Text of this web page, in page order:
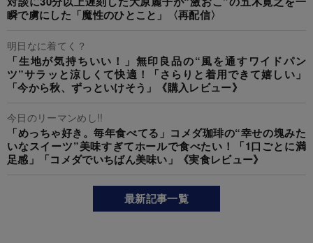
瞬で虜にした「魔性のひとこと」〈再配信〉
明日なに着てく？
「生地が気持ちいい！」無印良品の“風を通すワイドパン
ツ”サラッと涼しくて快適！「さらりと着用できて嬉しい」
「今から秋、ずっといけそう」《購入レビュー》
今日のリーマンめし!!
「めっちゃ好き。毎年食べてる」コメダ珈琲の“幸せの塊みた
いなスイーツ”美味すぎてホールで食べたい！「1口ごとに満
足感」「コメダでいちばん美味い」《実食レビュー》
最新記事一覧